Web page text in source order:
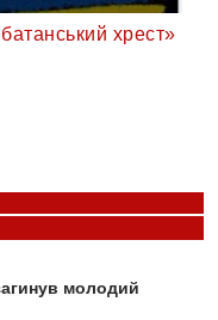
хрест»
молодий